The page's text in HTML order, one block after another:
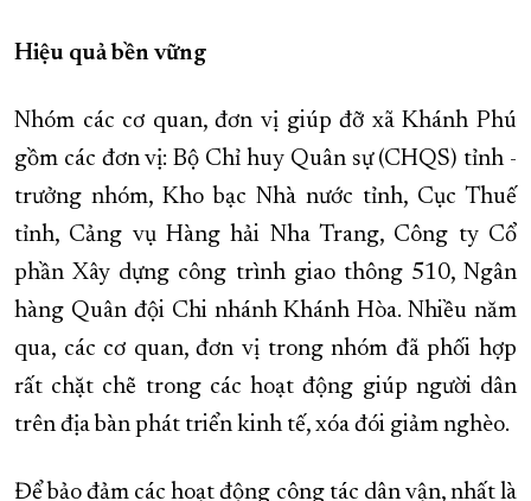
Hiệu quả bền vững
Nhóm các cơ quan, đơn vị giúp đỡ xã Khánh Phú
gồm các đơn vị: Bộ Chỉ huy Quân sự (CHQS) tỉnh -
trưởng nhóm, Kho bạc Nhà nước tỉnh, Cục Thuế
tỉnh, Cảng vụ Hàng hải Nha Trang, Công ty Cổ
phần Xây dựng công trình giao thông 510, Ngân
hàng Quân đội Chi nhánh Khánh Hòa. Nhiều năm
qua, các cơ quan, đơn vị trong nhóm đã phối hợp
rất chặt chẽ trong các hoạt động giúp người dân
trên địa bàn phát triển kinh tế, xóa đói giảm nghèo.
Để bảo đảm các hoạt động công tác dân vận, nhất là